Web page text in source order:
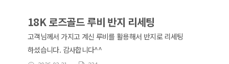
18K 로즈골드 루비 반지 리세팅
고객님께서 가지고 계신 루비를 활용해서 반지로 리세팅
하셨습니다. 감사합니다^^